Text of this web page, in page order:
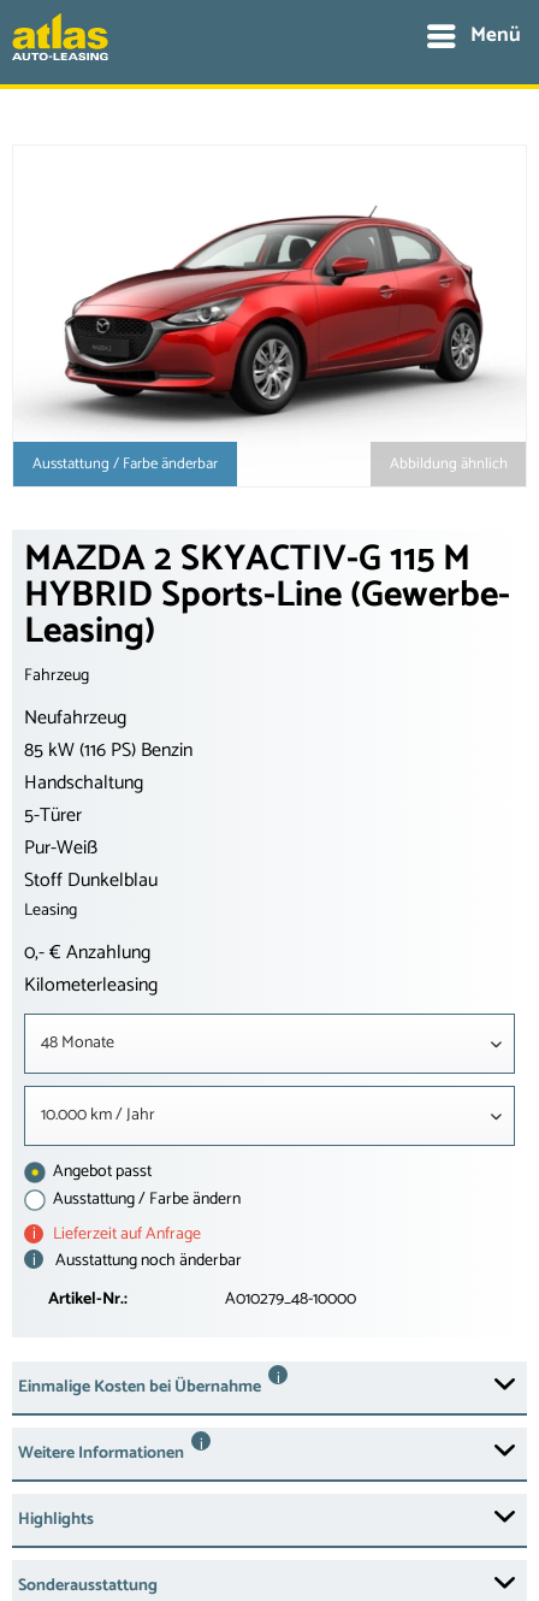
Menü
Abbildung ähnlich
Ausstattung / Farbe änderbar
MAZDA 2 SKYACTIV-G 115 M
HYBRID Sports-Line (Gewerbe-
Leasing)
Fahrzeug
Neufahrzeug
85 kW (116 PS) Benzin
Handschaltung
5-Türer
Pur-Weiß
Stoff Dunkelblau
Leasing
0,- € Anzahlung
Kilometerleasing
48 Monate
10.000 km / Jahr
Angebot passt
Ausstattung / Farbe ändern
i
Lieferzeit auf Anfrage
i
Ausstattung noch änderbar
Artikel-Nr.:
A010279_48-10000
Einmalige Kosten bei Übernahme i
Weitere Informationen i
Highlights
Sonderausstattung